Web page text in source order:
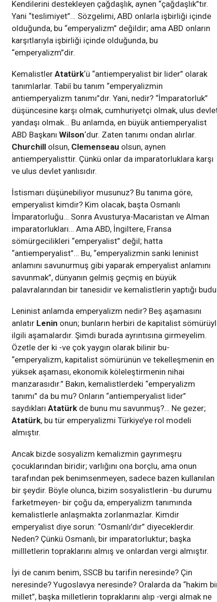
Kendilerini destekleyen çağdaşlık, aynen “çağdaşlık”tır.
Yani “teslimiyet”… Sözgelimi, ABD onlarla işbirliği içinde
olduğunda, bu “emperyalizm” değildir; ama ABD onların
karşıtlarıyla işbirliği içinde olduğunda, bu
“emperyalizm”dir.
Kemalistler Atatürk‘ü “antiemperyalist bir lider” olarak
tanımlarlar. Tabiî bu tanım “emperyalizmin
antiemperyalizm tanımı”dır. Yani, nedir? “İmparatorluk”
düşüncesine karşı olmak, cumhuriyetçi olmak, ulus
yandaşı olmak… Bu anlamda, en büyük antiemperyalist
ABD Başkanı Wilson‘dur. Zaten tanımı ondan alırlar.
Churchill olsun, Clemenseau olsun, aynen
antiemperyalisttir. Çünkü onlar da imparatorluklara karşı
ve ulus devlet yanlısıdır.
İstismarı düşünebiliyor musunuz? Bu tanıma göre,
emperyalist kimdir? Kim olacak, başta Osmanlı
İmparatorluğu… Sonra Avusturya-Macaristan ve Alman
imparatorlukları… Ama ABD, İngiltere, Fransa
sömürgecilikleri “emperyalist” değil; hatta
“antiemperyalist”… Bu, “emperyalizmin sanki leninist
anlamını savunurmuş gibi yaparak emperyalist anlamını
savunmak”, dünyanın gelmiş geçmiş en büyük
palavralarından bir tanesidir ve kemalistlerin yaptığı
Leninist anlamda emperyalizm nedir? Beş aşamasını
anlatır Lenin onun; bunların herbiri de kapitalist
ilgili aşamalardır. Şimdi burada ayrıntısına girmeyelim.
Özetle der ki -ve çok yaygın olarak bilinir bu-
“emperyalizm, kapitalist sömürünün ve tekelleşmenin en
yüksek aşaması, ekonomik köleleştirmenin nihai
manzarasıdır.” Bakın, kemalistlerdeki “emperyalizm
tanımı” da bu mu? Onların “antiemperyalist lider”
saydıkları Atatürk de bunu mu savunmuş?… Ne gezer;
Atatürk, bu tür emperyalizmi Türkiye’ye rol modeli
almıştır.
Ancak bizde sosyalizm kemalizmin gayrımeşru
çocuklarından biridir; varlığını ona borçlu, ama onun
tarafından pek benimsenmeyen, sadece bazen kullanılan
bir şeydir. Böyle olunca, bizim sosyalistlerin -bu durumu
farketmeyen- bir çoğu da, emperyalizm tanımında
kemalistlerle anlaşmakta zorlanmazlar. Kimdir
emperyalist diye sorun: “Osmanlı’dır” diyeceklerdir.
Neden? Çünkü Osmanlı, bir imparatorluktur; başka
millletlerin topraklarını almış ve onlardan vergi almıştır.
İyi de canım benim, SSCB bu tarifin neresinde? Çin
neresinde? Yugoslavya neresinde? Oralarda da “hakim
millet”, başka milletlerin topraklarını alıp -vergi almak ne